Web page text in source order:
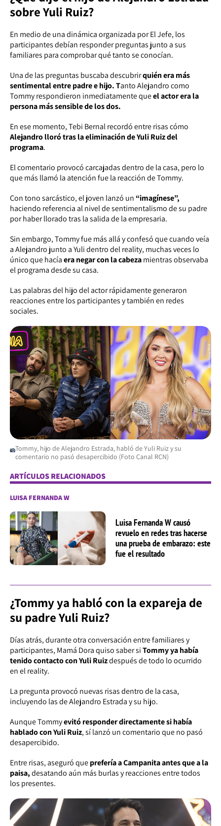
sobre Yuli Ruiz?
En medio de una dinámica organizada por El Jefe, los
participantes debían responder preguntas junto a sus
familiares para comprobar qué tanto se conocían.
Una de las preguntas buscaba descubrirquién era más
sentimental entre padre e hijo. Tanto Alejandro como
Tommy respondieron inmediatamente queel actor era la
persona más sensible de los dos.
En ese momento, Tebi Bernal recordó entre risas cómo
Alejandro lloró tras la eliminación de Yuli Ruiz del
programa.
El comentario provocó carcajadas dentro de la casa, pero lo
que más llamó la atención fue la reacción de Tommy.
Con tono sarcástico, el joven lanzó un“imagínese”,
haciendo referencia al nivel de sentimentalismo de su padre
por haber llorado tras la salida de la empresaria.
Sin embargo, Tommy fue más allá y confesó que cuando veía
a Alejandro junto a Yuli dentro del reality, muchas veces lo
único que hacíaera negar con la cabezamientras observaba
el programa desde su casa.
Las palabras del hijo del actor rápidamente generaron
reacciones entre los participantes y también en redes
sociales.
Tommy, hijo de Alejandro Estrada, habló de Yuli Ruiz y su
comentario no pasó desapercibido (Foto Canal RCN)
ARTÍCULOS RELACIONADOS
LUISA FERNANDA W
Luisa Fernanda W causó
revuelo en redes tras hacerse
una prueba de embarazo: este
fue el resultado
¿Tommy ya habló con la expareja de
su padre Yuli Ruiz?
Días atrás, durante otra conversación entre familiares y
participantes, Mamá Dora quiso saber siTommy ya había
tenido contacto con Yuli Ruizdespués de todo lo ocurrido
en el reality.
La pregunta provocó nuevas risas dentro de la casa,
incluyendo las de Alejandro Estrada y su hijo.
Aunque Tommyevitó responder directamente si había
hablado con Yuli Ruiz, sí lanzó un comentario que no pasó
desapercibido.
Entre risas, aseguró queprefería a Campanita antes que a la
paisa,desatando aún más burlas y reacciones entre todos
los presentes.